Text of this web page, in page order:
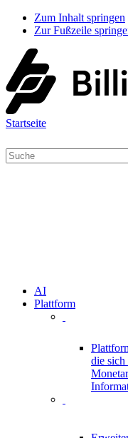
Zum Inhalt springen
Zur Fußzeile
Startseite
AI
Plattform
die